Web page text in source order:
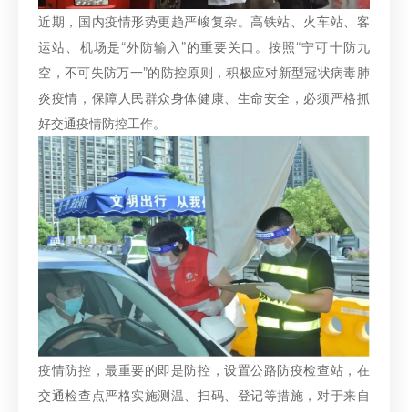
近期，国内疫情形势更趋严峻复杂。高铁站、火车站、客
运站、机场是“外防输入”的重要关口。按照“宁可十防九
空，不可失防万一”的防控原则，积极应对新型冠状病毒肺
炎疫情，保障人民群众身体健康、生命安全，必须严格抓
好交通疫情防控工作。
疫情防控，最重要的即是防控，设置公路防疫检查站，在
交通检查点严格实施测温、扫码、登记等措施，对于来自